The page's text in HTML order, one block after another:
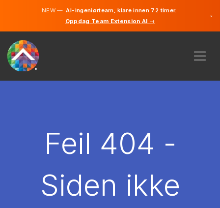
NEW —AI-ingeniørteam, klare innen 72 timer.
Oppdag Team Extension AI →
×
Feil 404 -
Siden ikke